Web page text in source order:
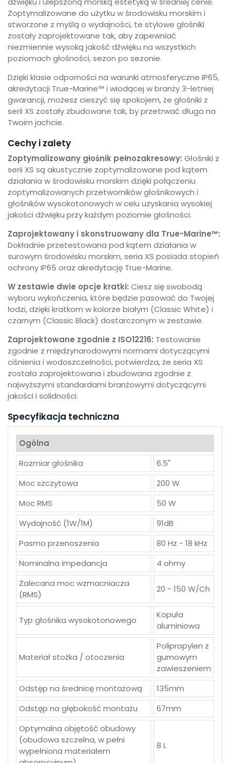
Zoptymalizowane do użytku w środowisku morskim i
stworzone z myślą o wydajności, te stylowe głośniki
zostały zaprojektowane tak, aby zapewniać
niezmiennie wysoką jakość dźwięku na wszystkich
poziomach głośności, sezon po sezonie.
Dzięki klasie odporności na warunki atmosferyczne IP65,
akredytacji True-Marine™ i wiodącej w branży 3-letniej
gwarancji, możesz cieszyć się spokojem, że głośniki z
serii XS zostały zbudowane tak, by przetrwać długo na
Twoim jachcie.
Cechy i zalety
Zoptymalizowany głośnik pełnozakresowy: Głośniki z
serii XS są akustycznie zoptymalizowane pod kątem
działania w środowisku morskim dzięki połączeniu
zoptymalizowanych przetworników głośnikowych i
głośników wysokotonowych w celu uzyskania wysokiej
jakości dźwięku przy każdym poziomie głośności.
Zaprojektowany i skonstruowany dla True-Marine™:
Dokładnie przetestowana pod kątem działania w
surowym środowisku morskim, seria XS posiada stopień
ochrony IP65 oraz akredytację True-Marine.
W zestawie dwie opcje kratki: Ciesz się swobodą
wyboru wykończenia, które będzie pasować do Twojej
łodzi, dzięki kratkom w kolorze białym (Classic White) i
czarnym (Classic Black) dostarczonym w zestawie.
Zaprojektowane zgodnie z ISO12216: Testowanie
zgodnie z międzynarodowymi normami dotyczącymi
ciśnienia i wodoszczelności, potwierdza, że seria XS
została zaprojektowana i zbudowana zgodnie z
najwyższymi standardami branżowymi dotyczącymi
jakości i solidności.
Specyfikacja techniczna
Ogólna
Rozmiar głośnika
6.5"
Moc szczytowa
200 W
Moc RMS
50 W
Wydajność (1W/1M)
91dB
Pasmo przenoszenia
80 Hz - 18 kHz
Nominalna impedancja
4 ohmy
Zalecana moc wzmacniacza
(RMS)
20 - 150 W/Ch
Typ głośnika wysokotonowego
Kopuła
aluminiowa
Materiał stożka / otoczenia
Polipropylen z
gumowym
zawieszeniem
Odstęp na średnicę montażową
135mm
Odstęp na głębokość montażu
67mm
Optymalna objętość obudowy
(obudowa szczelna, w pełni
wypełniona materiałem
8 L